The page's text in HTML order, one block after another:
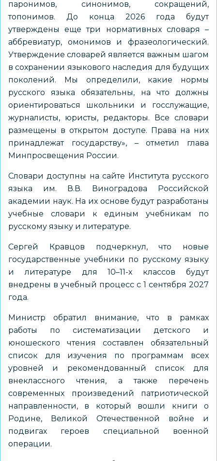
паронимов, синонимов, сокращений,
топонимов. До конца 2026 года будут
утверждены еще три нормативных словаря –
аббревиатур, омонимов и фразеологический.
Утверждение словарей является важным шагом
в сохранении языкового наследия для будущих
поколений. Мы определили, какие нормы
русского языка обязательны, на что должны
ориентироваться школьники и госслужащие,
журналисты, юристы, редакторы. Все словари
размещены в открытом доступе. Права на них
принадлежат государству», – отметил глава
Минпросвещения России.
Словари доступны на сайте Института русского
языка им. В.В. Виноградова Российской
академии наук. На их основе будут разработаны
учебные словари к единым учебникам по
русскому языку и литературе.
Сергей Кравцов подчеркнул, что новые
государственные учебники по русскому языку
и литературе для 10–11-х классов будут
внедрены в учебный процесс с 1 сентября 2027
года.
Министр обратил внимание, что в рамках
работы по систематизации детского и
юношеского чтения составлен обязательный
список для изучения по программам всех
уровней и рекомендованный список для
внеклассного чтения, а также перечень
современных произведений патриотической
направленности, в который вошли книги о
Родине, Великой Отечественной войне и
подвигах героев специальной военной
операции.